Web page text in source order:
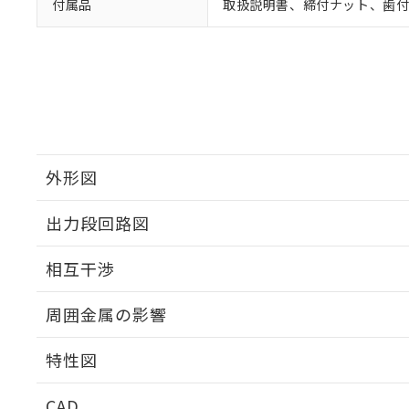
付属品 取扱説明書、締付ナット、歯
外形図
出力段回路図
相互干渉
周囲金属の影響
特性図